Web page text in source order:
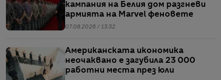
кампания на Белия дом разгневи
армията на Marvel феновете
07.08.2026 / 13:32
Американската икономика
неочаквано е загубила 23 000
работни места през юли